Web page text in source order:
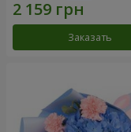
Заказать